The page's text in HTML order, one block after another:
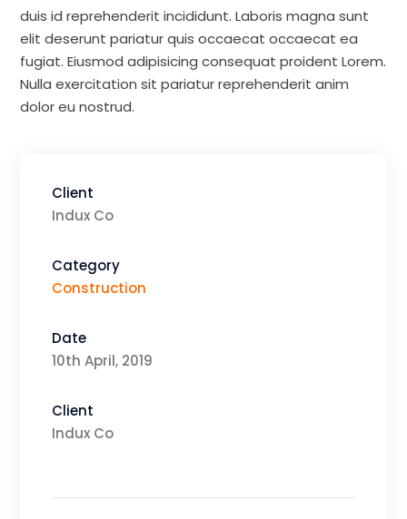
duis id reprehenderit incididunt. Laboris magna sunt
elit deserunt pariatur quis occaecat occaecat ea
fugiat. Eiusmod adipisicing consequat proident Lorem.
Nulla exercitation sit pariatur reprehenderit anim
dolor eu nostrud.
Client
Indux Co
Category
Construction
Date
10th April, 2019
Client
Indux Co